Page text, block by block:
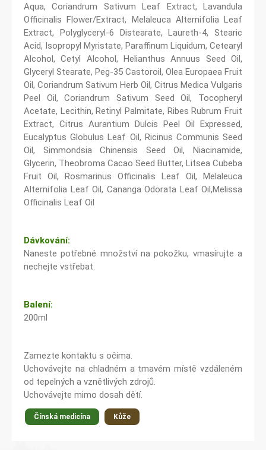
Aqua, Coriandrum Sativum Leaf Extract, Lavandula
Officinalis Flower/Extract, Melaleuca Alternifolia Leaf
Extract, Polyglyceryl-6 Distearate, Laureth-4, Stearic
Acid, Isopropyl Myristate, Paraffinum Liquidum, Cetearyl
Alcohol, Cetyl Alcohol, Helianthus Annuus Seed Oil,
Glyceryl Stearate, Peg-35 Castoroil, Olea Europaea Fruit
Oil, Coriandrum Sativum Herb Oil, Citrus Medica Vulgaris
Peel Oil, Coriandrum Sativum Seed Oil, Tocopheryl
Acetate, Lecithin, Retinyl Palmitate, Ribes Rubrum Fruit
Extract, Citrus Aurantium Dulcis Peel Oil Expressed,
Eucalyptus Globulus Leaf Oil, Ricinus Communis Seed
Oil, Simmondsia Chinensis Seed Oil, Niacinamide,
Glycerin, Theobroma Cacao Seed Butter, Litsea Cubeba
Fruit Oil, Rosmarinus Officinalis Leaf Oil, Melaleuca
Alternifolia Leaf Oil, Cananga Odorata Leaf Oil,Melissa
Officinalis Leaf Oil
Dávkování:
Naneste potřebné množství na pokožku, vmasírujte a
nechejte vstřebat.
Balení:
200ml
Zamezte kontaktu s očima.
Uchovávejte na chladném a tmavém místě vzdáleném
od tepelných a vznětlivých zdrojů.
Uchovávejte mimo dosah dětí.
Čínská medicína Kůže